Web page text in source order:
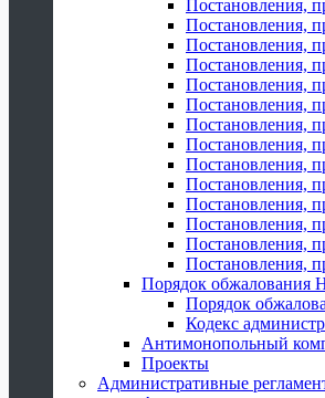
Постановления,
Постановления,
Постановления,
Постановления,
Постановления,
Постановления,
Постановления,
Постановления,
Постановления,
Постановления,
Постановления,
Постановления,
Постановления,
Постановления,
Порядок
Порядок
Кодекс
Антимонопольный
Проекты
Административные